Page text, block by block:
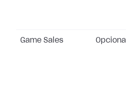
Game Sales Opcional